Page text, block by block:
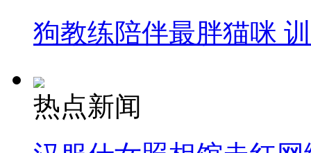
狗教练陪伴最胖猫咪
热点新闻